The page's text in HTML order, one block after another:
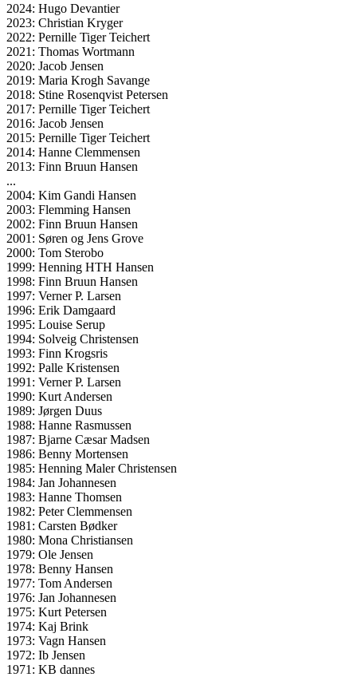
2024: Hugo Devantier
2023: Christian Kryger
2022: Pernille Tiger Teichert
2021: Thomas Wortmann
2020: Jacob Jensen
2019: Maria Krogh Savange
2018: Stine Rosenqvist Petersen
2017: Pernille Tiger Teichert
2016: Jacob Jensen
2015: Pernille Tiger Teichert
2014: Hanne Clemmensen
2013: Finn Bruun Hansen
...
2004: Kim Gandi Hansen
2003: Flemming Hansen
2002: Finn Bruun Hansen
2001: Søren og Jens Grove
2000: Tom Sterobo
1999: Henning HTH Hansen
1998: Finn Bruun Hansen
1997: Verner P. Larsen
1996: Erik Damgaard
1995: Louise Serup
1994: Solveig Christensen
1993: Finn Krogsris
1992: Palle Kristensen
1991: Verner P. Larsen
1990: Kurt Andersen
1989: Jørgen Duus
1988: Hanne Rasmussen
1987: Bjarne Cæsar Madsen
1986: Benny Mortensen
1985: Henning Maler Christensen
1984: Jan Johannesen
1983: Hanne Thomsen
1982: Peter Clemmensen
1981: Carsten Bødker
1980: Mona Christiansen
1979: Ole Jensen
1978: Benny Hansen
1977: Tom Andersen
1976: Jan Johannesen
1975: Kurt Petersen
1974: Kaj Brink
1973: Vagn Hansen
1972: Ib Jensen
1971: KB dannes